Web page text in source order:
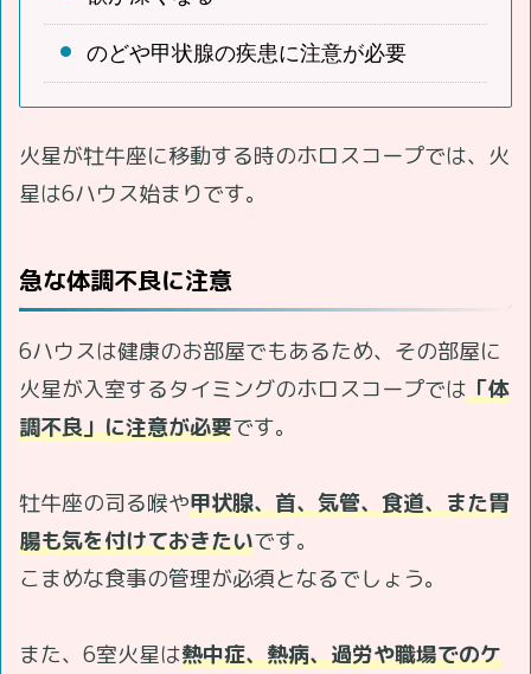
のどや甲状腺の疾患に注意が必要
火星が牡牛座に移動する時のホロスコープでは、火
星は6ハウス始まりです。
急な体調不良に注意
6ハウスは健康のお部屋でもあるため、その部屋に
火星が入室するタイミングのホロスコープでは「体
調不良」に注意が必要です。
牡牛座の司る喉や甲状腺、首、気管、食道、また胃
腸も気を付けておきたいです。
こまめな食事の管理が必須となるでしょう。
また、6室火星は熱中症、熱病、過労や職場でのケ